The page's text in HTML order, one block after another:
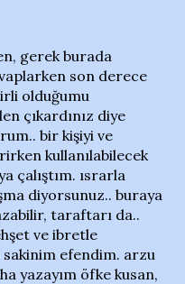
gerek burada
son derece
olduğumu
çıkardınız diye
bir kişiyi ve
kullanılabilecek
çalıştım. ısrarla
diyorsunuz.. buraya
taraftarı da..
ve ibretle
efendim. arzu
yazayım öfke kusan,